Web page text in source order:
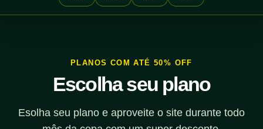
PLANOS COM ATÉ 50% OFF
Escolha seu plano
Esolha seu plano e aproveite o site durante todo